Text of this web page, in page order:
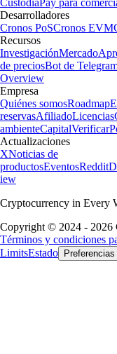
Custodia Pay para
Desarrolladores
Cronos PoSCronos EVM
Recursos
InvestigaciónMercado
de preciosBot de
Overview
Empresa
Quiénes somosRoadmap
reservasAfiliadoLicencias
ambienteCapitalVerificar
Actualizaciones
XNoticias de
productosEventosReddit
iew
Cryptocurrency in Every
Copyright © 2024 - 2026
Términos y condiciones
LimitsEstado